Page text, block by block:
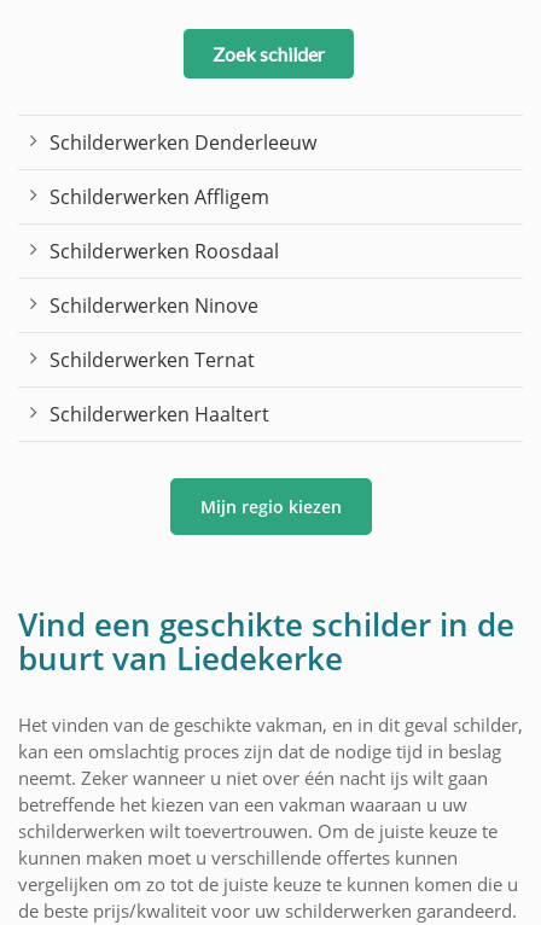
Zoek schilder
Schilderwerken Denderleeuw
Schilderwerken Affligem
Schilderwerken Roosdaal
Schilderwerken Ninove
Schilderwerken Ternat
Schilderwerken Haaltert
Mijn regio kiezen
Vind een geschikte schilder in de
buurt van Liedekerke
Het vinden van de geschikte vakman, en in dit geval schilder,
kan een omslachtig proces zijn dat de nodige tijd in beslag
neemt. Zeker wanneer u niet over één nacht ijs wilt gaan
betreffende het kiezen van een vakman waaraan u uw
schilderwerken wilt toevertrouwen. Om de juiste keuze te
kunnen maken moet u verschillende offertes kunnen
vergelijken om zo tot de juiste keuze te kunnen komen die u
de beste prijs/kwaliteit voor uw schilderwerken garandeerd.